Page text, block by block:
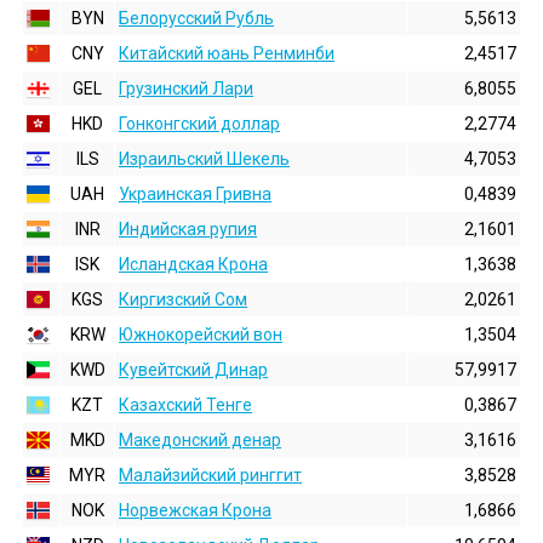
BYN Белорусский Рубль
5,5613
CNY
Китайский юань Ренминби
2,4517
GEL
Грузинский Лари
6,8055
HKD
Гонконгский доллаp
2,2774
ILS
Израильский Шекель
4,7053
UAH
Украинская Гривна
0,4839
INR
Индийская pупия
2,1601
ISK
Исландская Крона
1,3638
KGS
Киргизский Сом
2,0261
KRW
Южнокорейский вон
1,3504
KWD
Кувейтский Динар
57,9917
KZT
Казахский Тенге
0,3867
MKD
Македонский денар
3,1616
MYR
Малайзийский ринггит
3,8528
NOK
Норвежская Крона
1,6866